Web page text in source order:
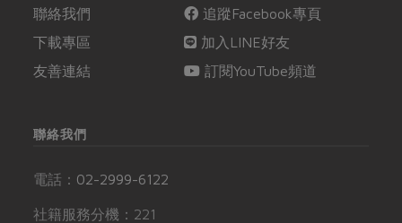
聯絡我們
下載專區
友善連結
追蹤Facebook專頁
加入LINE好友
訂閱YouTube頻道
聯絡我們
電話： 02-2999-6122
社籍服務分機：221